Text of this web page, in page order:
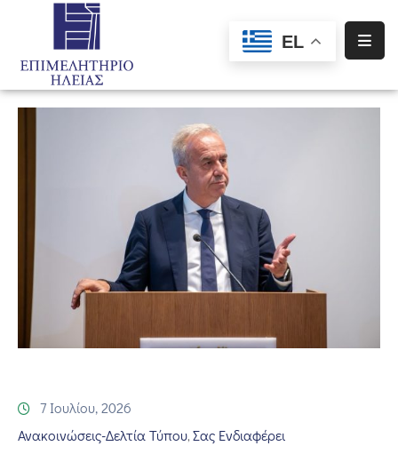
EL
Αρχική
Σωματεία
Ειδική
Πληροφόρηση
Προγράμματα
Επικοινωνία
7 Ιουλίου, 2026
Ανακοινώσεις-Δελτία Τύπου‚ Σας Ενδιαφέρει